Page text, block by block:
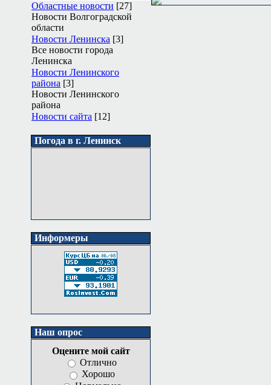
Областные новости [27]
Новости Волгоградской
области
Новости Ленинска [3]
Все новости города
Ленинска
Новости Ленинского
района [3]
Новости Ленинского
района
Новости сайта [12]
Погода в г. Ленинск
Информеры
Наш опрос
Оцените мой сайт
Отлично
Хорошо